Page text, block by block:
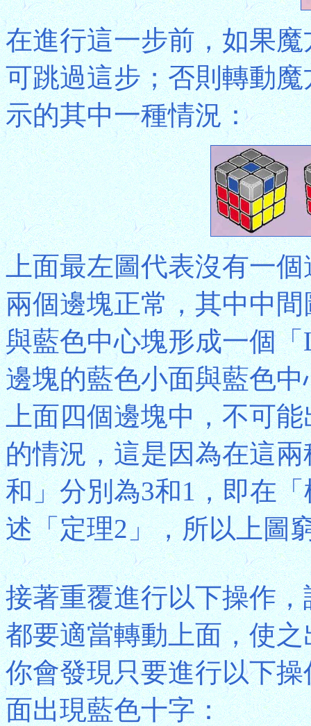
在進行這一步前，如果
可跳過這步；否則轉動
示的其中一種情況：
上面最左圖代表沒有一
兩個邊塊正常，其中中
與藍色中心塊形成一個
邊塊的藍色小面與藍色
上面四個邊塊中，不可
的情況，這是因為在這
和」分別為3和1，即在
述「定理2」，所以上圖
接著重覆進行以下操作
都要適當轉動上面，使
你會發現只要進行以下
面出現藍色十字：